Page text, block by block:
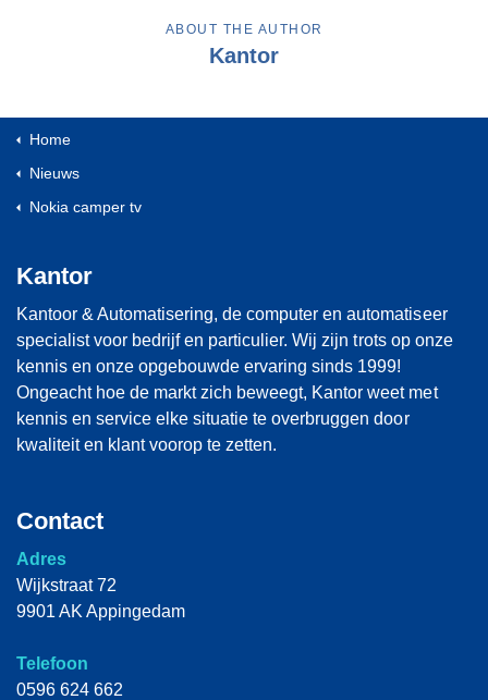
ABOUT THE AUTHOR
Kantor
Home
Nieuws
Nokia camper tv
Kantor
Kantoor & Automatisering, de computer en automatiseer
specialist voor bedrijf en particulier. Wij zijn trots op onze
kennis en onze opgebouwde ervaring sinds 1999!
Ongeacht hoe de markt zich beweegt, Kantor weet met
kennis en service elke situatie te overbruggen door
kwaliteit en klant voorop te zetten.
Contact
Adres
Wijkstraat 72
9901 AK Appingedam
Telefoon
0596 624 662